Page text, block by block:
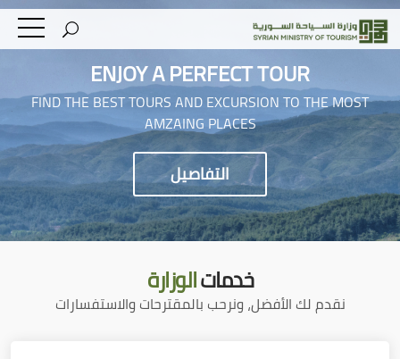
ENJOY A PERFECT TOUR
FIND THE BEST TOURS AND EXCURSION TO THE MOST
AMZAING PLACES
التفاصيل
خدماتالوزارة
نقدم لك الأفضل، ونرحب بالمقترحات والاستفسارات